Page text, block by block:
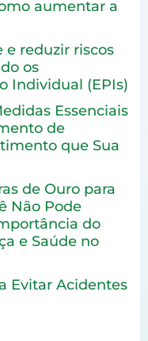
aumentar a
reduzir riscos
os
Individual (EPIs)
Essenciais
de
que Sua
de Ouro para
Não Pode
do
e Saúde no
Evitar Acidentes